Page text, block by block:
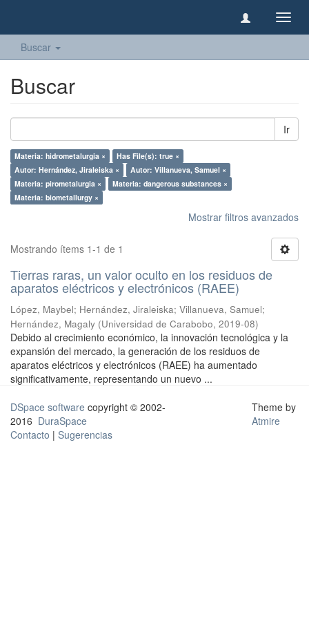
Buscar
Buscar
Ir
Materia: hidrometalurgia ×
Has File(s): true ×
Autor: Hernández, Jiraleiska ×
Autor: Villanueva, Samuel ×
Materia: pirometalurgia ×
Materia: dangerous substances ×
Materia: biometallurgy ×
Mostrar filtros avanzados
Mostrando ítems 1-1 de 1
Tierras raras, un valor oculto en los residuos de
aparatos eléctricos y electrónicos (RAEE)
López, Maybel; Hernández, Jiraleiska; Villanueva, Samuel;
Hernández, Magaly (Universidad de Carabobo, 2019-08)
Debido al crecimiento económico, la innovación tecnológica y la
expansión del mercado, la generación de los residuos de
aparatos eléctricos y electrónicos (RAEE) ha aumentado
significativamente, representando un nuevo ...
DSpace software copyright © 2002-
2016 DuraSpace
Contacto | Sugerencias
Theme by
Atmire